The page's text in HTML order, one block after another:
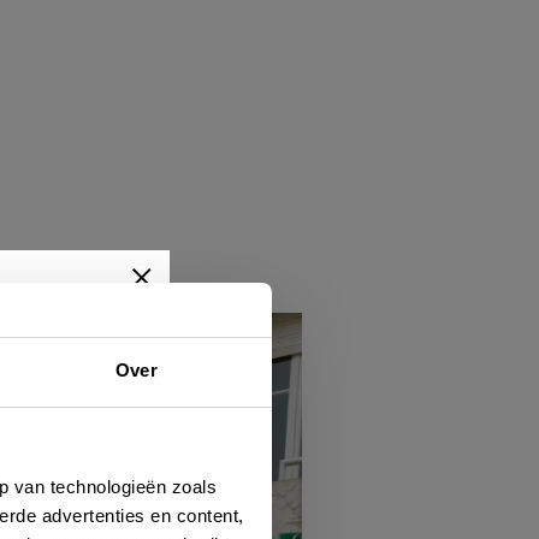
Over
van technologieën zoals
advertenties en content,